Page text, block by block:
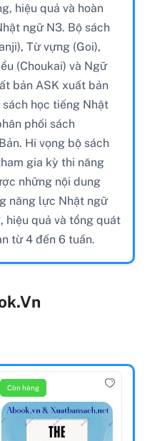
hiệu quả và hoàn
ngữ N3. Bộ sách
Từ vựng (Goi),
(Choukai) và Ngữ
bản ASK xuất bản
học tiếng Nhật
phối sách
Hi vọng bộ sách
gia kỳ thi năng
những nội dung
năng lực Nhật ngữ
hiệu quả và tổng quát
từ 4 đến 6 tuần.
Còn hàng